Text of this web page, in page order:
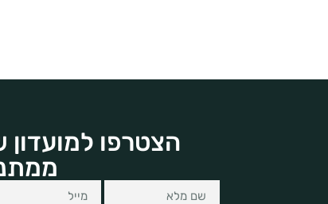
הצטרפו